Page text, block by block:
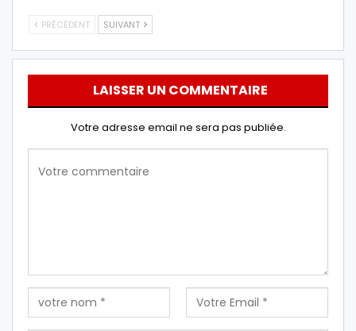
PRÉCÉDENT SUIVANT
LAISSER UN COMMENTAIRE
Votre adresse email ne sera pas publiée.